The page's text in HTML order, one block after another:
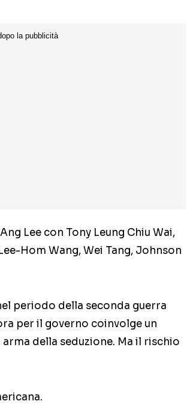
Lee con Tony Leung Chiu Wai,
Hom Wang, Wei Tang, Johnson
periodo della seconda guerra
per il governo coinvolge un
della seduzione. Ma il rischio